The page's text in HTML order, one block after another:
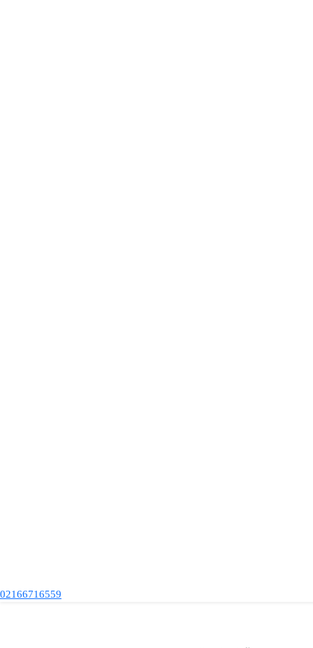
02166716559